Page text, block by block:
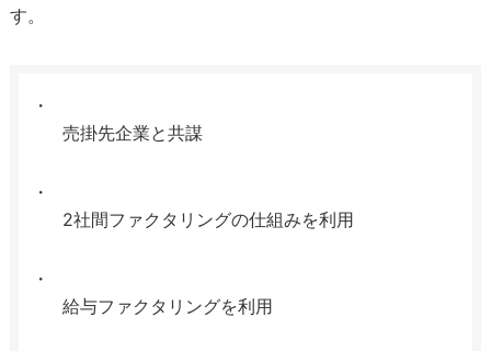
す。
売掛先企業と共謀
2社間ファクタリングの仕組みを利用
給与ファクタリングを利用